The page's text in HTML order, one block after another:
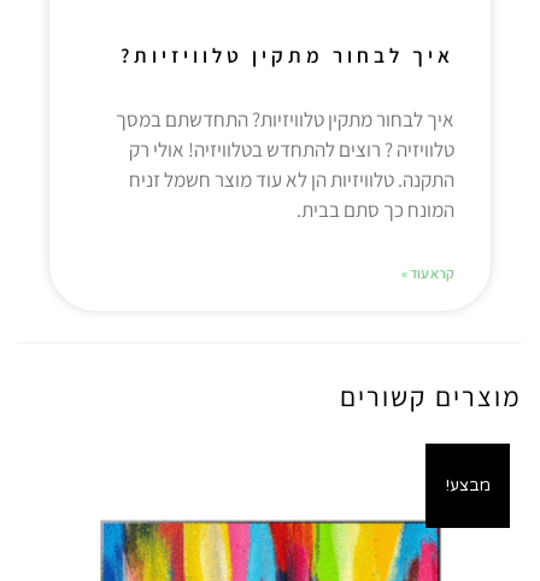
איך לבחור מתקין טלוויזיות?
איך לבחור מתקין טלוויזיות? התחדשתם במסך
טלוויזיה ? רוצים להתחדש בטלוויזיה! אולי רק
התקנה. טלוויזיות הן לא עוד מוצר חשמל זניח
המונח כך סתם בבית.
קרא עוד »
מוצרים קשורים
מבצע!